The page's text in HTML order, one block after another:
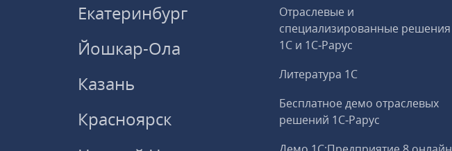
Екатеринбург
Йошкар-Ола
Казань
Красноярск
Отраслевые и
специализированные решения
1С и 1С‑Рарус
Литература 1С
Бесплатное демо отраслевых
решений 1С‑Рарус